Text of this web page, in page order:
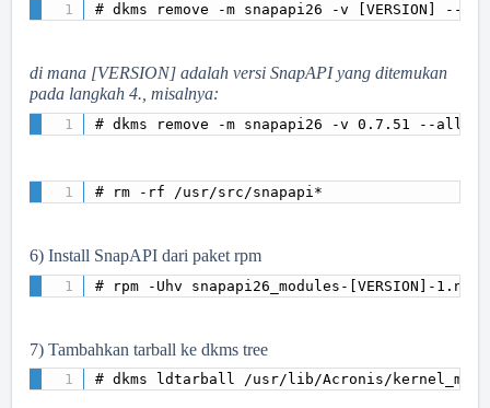
# dkms remove -m snapapi26 -v [VERSION] --
di mana [VERSION] adalah versi SnapAPI yang ditemukan
pada langkah 4., misalnya:
# dkms remove -m snapapi26 -v 0.7.51 --all
# rm -rf /usr/src/snapapi*
6) Install SnapAPI dari paket rpm
# rpm -Uhv snapapi26_modules-[VERSION]-
7) Tambahkan tarball ke dkms tree
# dkms ldtarball /usr/lib/Acronis/